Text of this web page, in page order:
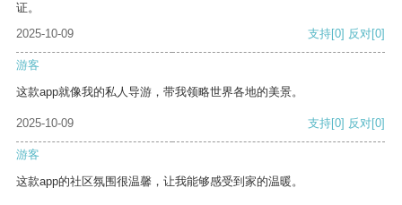
证。
2025-10-09
支持[0] 反对[0]
游客
这款app就像我的私人导游，带我领略世界各地的美景。
2025-10-09 支持[0] 反对[0]
游客
这款app的社区氛围很温馨，让我能够感受到家的温暖。